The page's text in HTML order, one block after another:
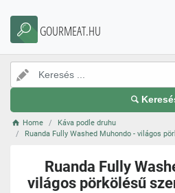
GOURMEAT.HU
Home
Káva podle druhu
Ruanda Fully Washed Muhondo - világos
Ruanda Fully
világos pörkölésű